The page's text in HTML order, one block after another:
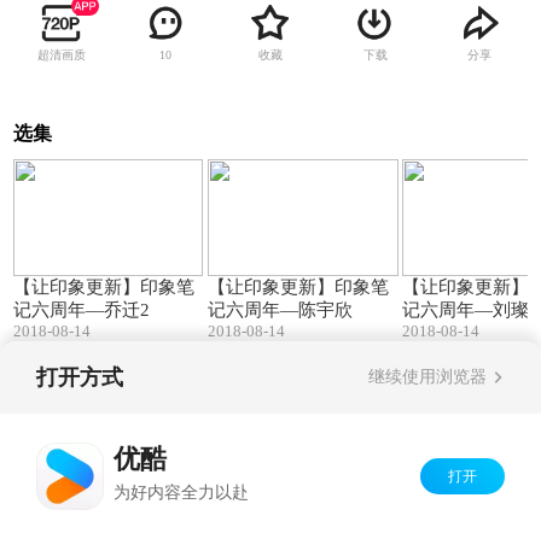
超清画质 10 收藏 下载 分享
选集
【让印象更新】印象笔
记六周年—乔迁2
2018-08-14
【让印象更新】印象笔
记六周年—陈宇欣
2018-08-14
【让印象更新】
记六周年—刘璨
2018-08-14
打开方式 继续使用浏览器
优酷
为好内容全力以赴
打开